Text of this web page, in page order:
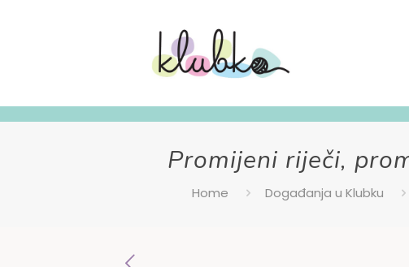
Promijeni riječi,
Home Događanja u Klubku